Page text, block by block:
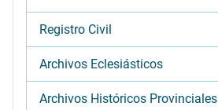
Registro Civil
Archivos Eclesiásticos
Archivos Históricos Provinciales